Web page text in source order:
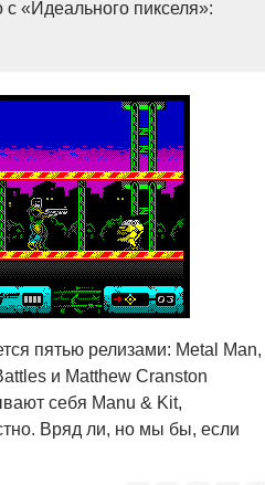
«Идеального пикселя»:
пятью релизами: Metal Man,
и Matthew Cranston
себя Manu & Kit,
Вряд ли, но мы бы, если